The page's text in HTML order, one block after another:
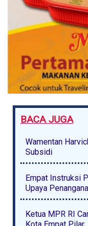
BACA JUGA
Wamentan
Subsidi
Empat Instruksi
Upaya
Ketua MPR RI